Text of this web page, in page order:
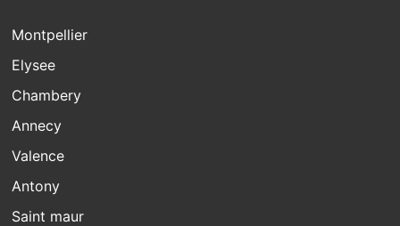
Montpellier
Elysee
Chambery
Annecy
Valence
Antony
Saint maur